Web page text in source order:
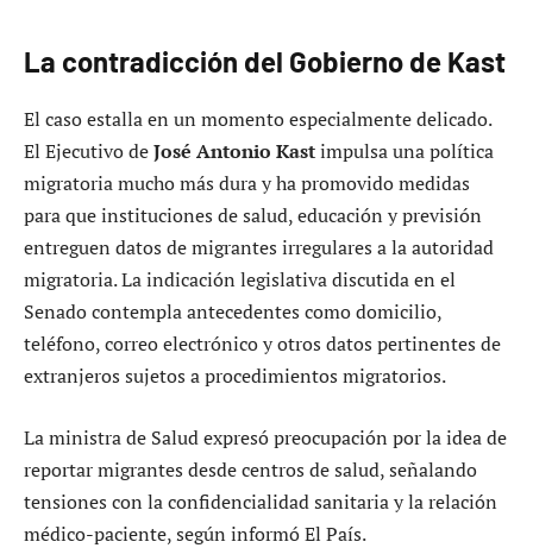
La contradicción del Gobierno de Kast
El caso estalla en un momento especialmente delicado.
El Ejecutivo deJosé Antonio Kastimpulsa una política
migratoria mucho más dura y ha promovido medidas
para que instituciones de salud, educación y previsión
entreguen datos de migrantes irregulares a la autoridad
migratoria. La indicación legislativa discutida en el
Senado contempla antecedentes como domicilio,
teléfono, correo electrónico y otros datos pertinentes de
extranjeros sujetos a procedimientos migratorios.
La ministra de Salud expresó preocupación por la idea de
reportar migrantes desde centros de salud, señalando
tensiones con la confidencialidad sanitaria y la relación
médico-paciente, según informó El País.